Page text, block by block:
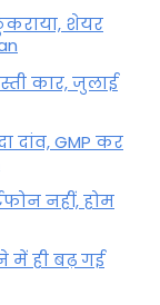
शेयर
कार, जुलाई
दांव, GMP कर
नहीं, होम
में ही बढ़ गई